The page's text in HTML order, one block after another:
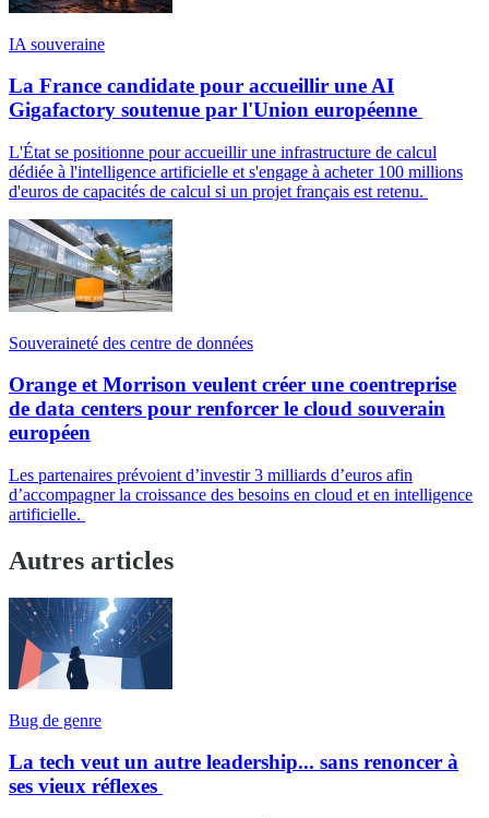
IA souveraine
La France candidate pour accueillir une AI
Gigafactory soutenue par l'Union européenne
L'État se positionne pour accueillir une infrastructure de calcul
dédiée à l'intelligence artificielle et s'engage à acheter 100 millions
d'euros de capacités de calcul si un projet français est retenu.
Souveraineté des centre de données
Orange et Morrison veulent créer une coentreprise
de data centers pour renforcer le cloud souverain
européen
Les partenaires prévoient d’investir 3 milliards d’euros afin
d’accompagner la croissance des besoins en cloud et en intelligence
artificielle.
Autres articles
Bug de genre
La tech veut un autre leadership... sans renoncer à
ses vieux réflexes